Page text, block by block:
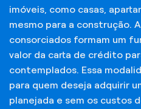
imóveis, como casas,
mesmo para a construção.
consorciados formam um
valor da carta de crédito
contemplados. Essa
para quem deseja adquirir
planejada e sem os custos